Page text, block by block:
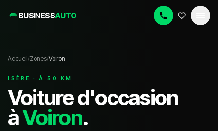
BUSINESSAUTO
Accueil/Zones/Voiron
ISÈRE · À50 KM
Voiture d'occasion
àVoiron.